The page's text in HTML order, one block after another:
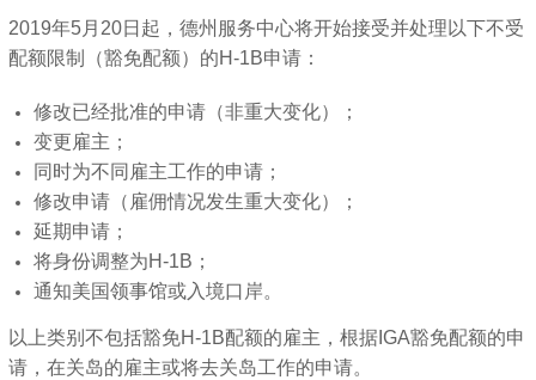
2019年5月20日起，德州服务中心将开始接受并处理以下不受
配额限制（豁免配额）的H-1B申请：
修改已经批准的申请（非重大变化）；
变更雇主；
同时为不同雇主工作的申请；
修改申请（雇佣情况发生重大变化）；
延期申请；
将身份调整为H-1B；
通知美国领事馆或入境口岸。
以上类别不包括豁免H-1B配额的雇主，根据IGA豁免配额的申
请，在关岛的雇主或将去关岛工作的申请。